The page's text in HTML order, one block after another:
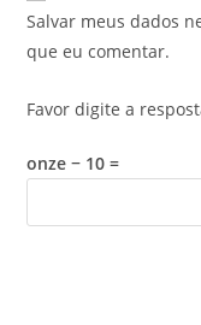
Salvar meus dados
que eu comentar.
Favor digite a
onze − 10 =